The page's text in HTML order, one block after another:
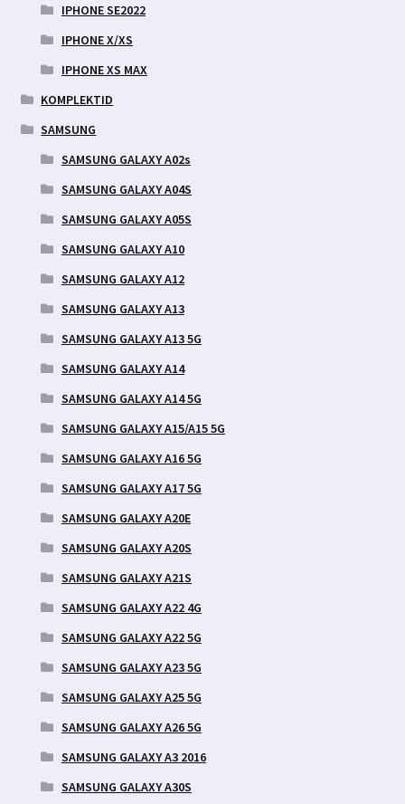
IPHONE SE2022
IPHONE X/XS
IPHONE XS MAX
KOMPLEKTID
SAMSUNG
SAMSUNG GALAXY A02s
SAMSUNG GALAXY A04S
SAMSUNG GALAXY A05S
SAMSUNG GALAXY A10
SAMSUNG GALAXY A12
SAMSUNG GALAXY A13
SAMSUNG GALAXY A13 5G
SAMSUNG GALAXY A14
SAMSUNG GALAXY A14 5G
SAMSUNG GALAXY A15/A15 5G
SAMSUNG GALAXY A16 5G
SAMSUNG GALAXY A17 5G
SAMSUNG GALAXY A20E
SAMSUNG GALAXY A20S
SAMSUNG GALAXY A21S
SAMSUNG GALAXY A22 4G
SAMSUNG GALAXY A22 5G
SAMSUNG GALAXY A23 5G
SAMSUNG GALAXY A25 5G
SAMSUNG GALAXY A26 5G
SAMSUNG GALAXY A3 2016
SAMSUNG GALAXY A30S